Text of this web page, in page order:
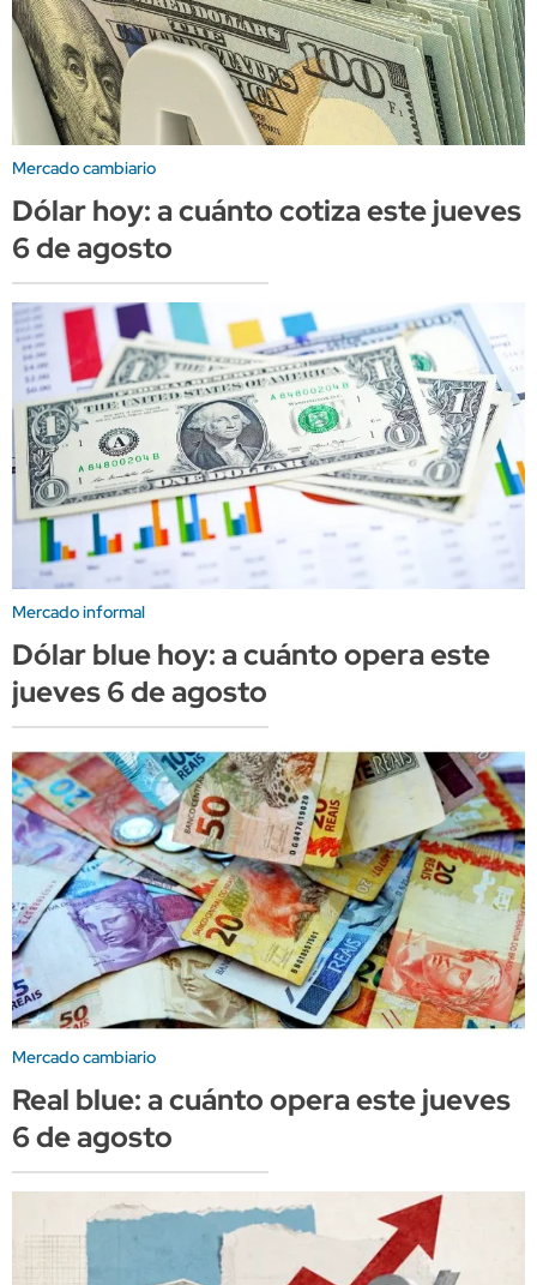
Mercado cambiario
Dólar hoy: a cuánto cotiza este jueves
6 de agosto
Mercado informal
Dólar blue hoy: a cuánto opera este
jueves 6 de agosto
Mercado cambiario
Real blue: a cuánto opera este jueves
6 de agosto